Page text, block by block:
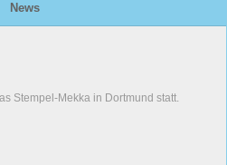
News
Stempel-Mekka in Dortmund statt.